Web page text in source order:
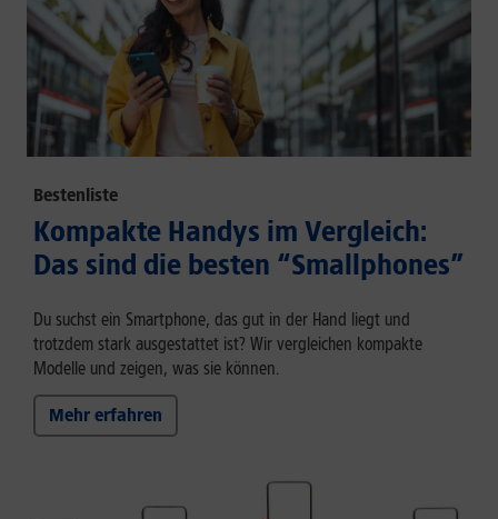
Bestenliste
Kompakte Handys im Vergleich:
Das sind die besten “Smallphones”
Du suchst ein Smartphone, das gut in der Hand liegt und
trotzdem stark ausgestattet ist? Wir vergleichen kompakte
Modelle und zeigen, was sie können.
Mehr erfahren